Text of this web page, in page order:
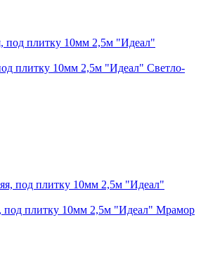
плитку 10мм 2,5м "Идеал" Светло-
под плитку 10мм 2,5м "Идеал" Мрамор